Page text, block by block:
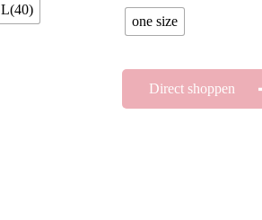
L(40)
one size
Direct shoppen